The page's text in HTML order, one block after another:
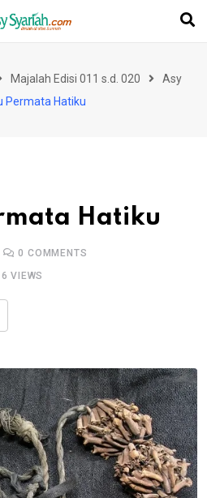
Majalah Edisi 011 s.d. 020
Asy
Permata Hatiku
Hatiku
0 COMMENTS
VIEWS